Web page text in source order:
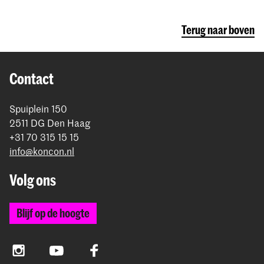
Meer informatie over de tarieven en informatie
Terug naar boven
Contact
Spuiplein 150
2511 DG Den Haag
+31 70 315 15 15
info@koncon.nl
Volg ons
Blijf op de hoogte
InstagramYouTube Facebook